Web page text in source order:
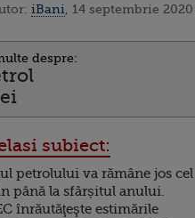
iBani , 14 septembrie 2020
despre:
subiect:
petrolului va rămâne jos cel
până la sfârșitul anului.
înrăutăţeşte estimările